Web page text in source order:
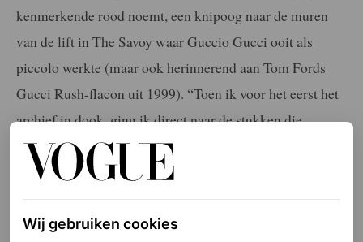
kenmerkende rood noemt, een knipoog naar de muren
van de lift in The Savoy waar Guccio Gucci ooit als
piccolo werkte (maar ook herinnerend aan Tom Fords
Gucci Rush-flacon uit 1999). “Toen ik voor het eerst het
archief in dook, ging ik direct naar de stukken die
belangrijk waren voor het merk: de loafer, de Jackie-tas,
de bamboe details. In deze collectie zie je al deze
stukken, maar met een nieuwevibe.”
Wij gebruiken cookies